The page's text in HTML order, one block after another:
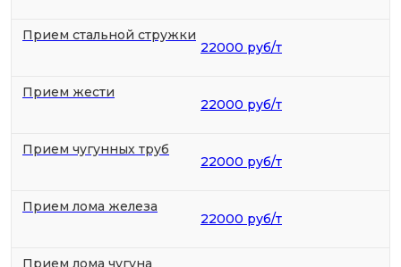
Прием стальной стружки
22000 руб/т
Прием жести
22000 руб/т
Прием чугунных труб
22000 руб/т
Прием лома железа
22000 руб/т
Прием лома чугуна